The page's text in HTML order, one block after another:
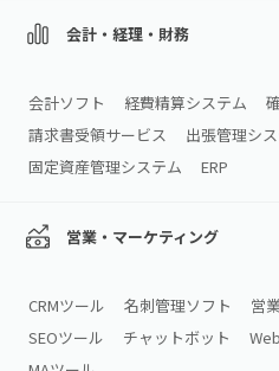
会計・経理・財務
会計ソフト 経費精算システム
請求書受領サービス
出張管理シス
固定資産管理システム
ERP
営業・マーケティング
CRMツール 名刺管理ソフト
営
SEOツール
チャットボット